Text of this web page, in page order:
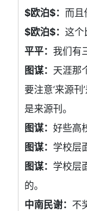
$欧泊$： 而且
$欧泊$： 这个
平平： 我们有
图谋： 天涯那
要注意‘来源
是来源刊。
图谋： 好些高
图谋： 学校层
图谋： 学校层
的。
中南民谢： 不